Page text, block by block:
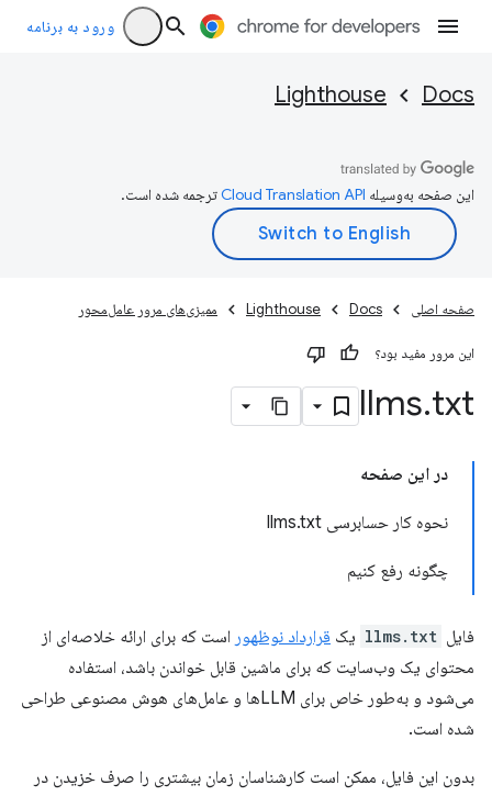
ورود به برنامه
Docs
Lighthouse
این صفحه به‌وسیله ترجمه شده است.
صفحه اصلی Docs
Lighthouse ممیزی‌های مرور عامل‌محور
این مرور مفید بود؟
llms.txt
در این صفحه
نحوه کار حسابرسی llms.txt
چگونه رفع کنیم
فایل llms.txt یک قرارداد نوظهور است که برای ارائه خلاصه‌ای از
محتوای یک وب‌سایت که برای ماشین قابل خواندن باشد، استفاده
می‌شود و به‌طور خاص برای LLMها و عامل‌های هوش مصنوعی طراحی
شده است.
بدون این فایل، ممکن است کارشناسان زمان بیشتری را صرف خزیدن در